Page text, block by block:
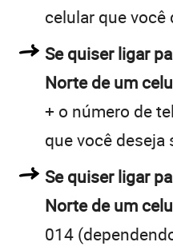
celular que você
Se quiser ligar
Norte de um
+ o número de
que você deseja
Se quiser ligar
Norte de um
014